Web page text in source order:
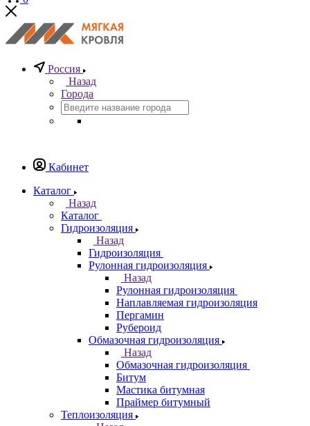
Россия
Назад
Города
Кабинет
Каталог
Назад
Каталог
Гидроизоляция
Назад
Гидроизоляция
Рулонная гидроизоляция
Назад
Рулонная гидроизоляция
Наплавляемая гидроизоляция
Пергамин
Рубероид
Обмазочная гидроизоляция
Назад
Обмазочная гидроизоляция
Битум
Мастика битумная
Праймер битумный
Теплоизоляция